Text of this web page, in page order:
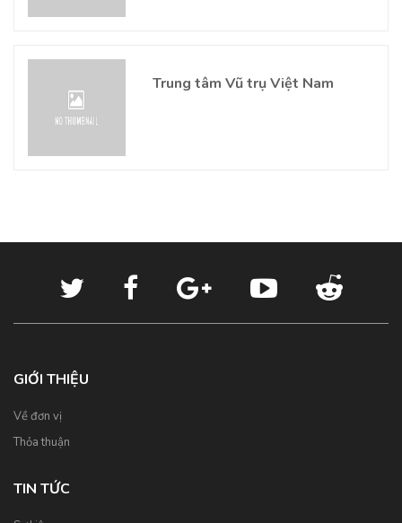
Trung tâm Vũ trụ Việt Nam
GIỚI THIỆU
Về đơn vị
Thỏa thuận
TIN TỨC